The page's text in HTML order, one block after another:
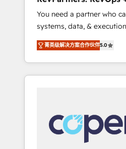
from any legacy CRM.
data integrity. ➤
HubSpot to run your
marketing, and service
and Integrations: Layer
agents, and APIs to
Ongoing Management:
portal? We are built for
You need a partner who
systems, data, &
We bridge the gap where
short by combining GTM
technical execution to
problem with the right solution. As
our clients gain a unique
architecture, pipeline
intelligence, and go-to-
菁英级解决方案合作伙伴5.0